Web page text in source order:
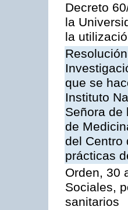
Decreto
la
la
que se
Instituto
Señora de
de
del Centro
prácticas
Orden, 30
Sociales,
sanitarios